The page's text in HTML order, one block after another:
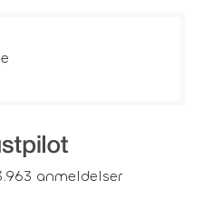
anmeldelser